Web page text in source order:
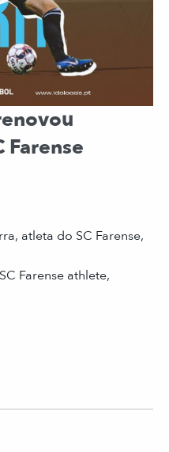
Farense
atleta do SC Farense,
⠀⠀ ⠀⠀ ⠀⠀ ⠀⠀
Farense athlete,